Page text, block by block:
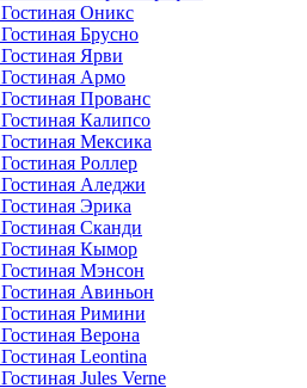
Гостиная Оникс
Гостиная Брусно
Гостиная Ярви
Гостиная Армо
Гостиная Прованс
Гостиная Калипсо
Гостиная Мексика
Гостиная Роллер
Гостиная Аледжи
Гостиная Эрика
Гостиная Сканди
Гостиная Кымор
Гостиная Мэнсон
Гостиная Авиньон
Гостиная Римини
Гостиная Верона
Гостиная Leontina
Гостиная Jules Verne